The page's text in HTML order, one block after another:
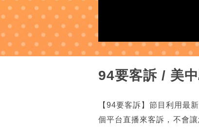
94要客訴 / 美
【94要客訴】節目利用最
個平台直播來客訴，不會